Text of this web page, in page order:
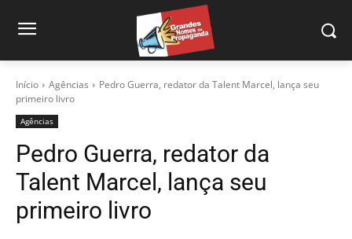
Início Agências
Pedro Guerra, redator da Talent Marcel, lança seu
primeiro livro
Agências
Pedro Guerra, redator da
Talent Marcel, lança seu
primeiro livro